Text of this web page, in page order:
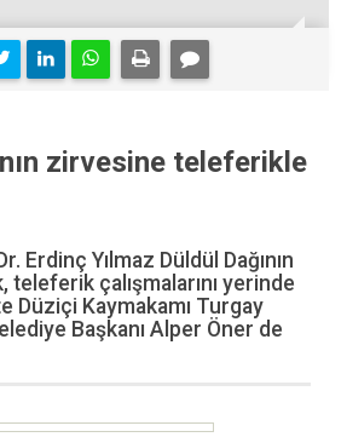
zirvesine teleferikle
Erdinç Yılmaz Düldül Dağının
teleferik çalışmalarını yerinde
Düziçi Kaymakamı Turgay
Başkanı Alper Öner de